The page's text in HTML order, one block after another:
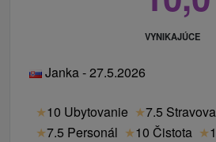
VYNIKAJÚCE
Janka - 27.5.2026
★10 Ubytovanie ★7.5
★7.5 Personál ★10 Čistota ★